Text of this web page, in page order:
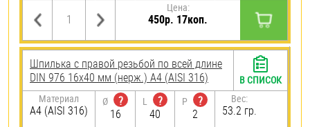
Цена:
450р. 17коп.
Шпилька с правой резьбой по всей длине
DIN 976 16х40 мм (нерж.) A4 (AISI 316)
Материал
A4 (AISI 316)
Ø
?
16
L
?
40
P
?
2
Вес:
53.2 гр.
В СПИСОК